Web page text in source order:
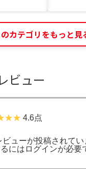
カテゴリをもっと見
ビュー
4.6点
ューが投稿されてい
には ログインが必要